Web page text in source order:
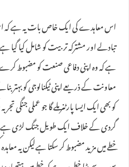
اس معاہدے کی ایک خاص بات یہ ہے کہ
تبادلے اور مشترکہ تربیت کو شامل کیا
ہے کہ وہ اپنی دفاعی صنعت کو مضبوط
معاونت کے ذریعے اپنی ٹیکنالوجی کو
کو بھی ایک ایسا پارٹنر ملے گا جو عملی
گردی کے خلاف ایک طویل جنگ لڑی ہے.
خطے میں مزید مضبوط کر سکتا ہےلیکن یہ